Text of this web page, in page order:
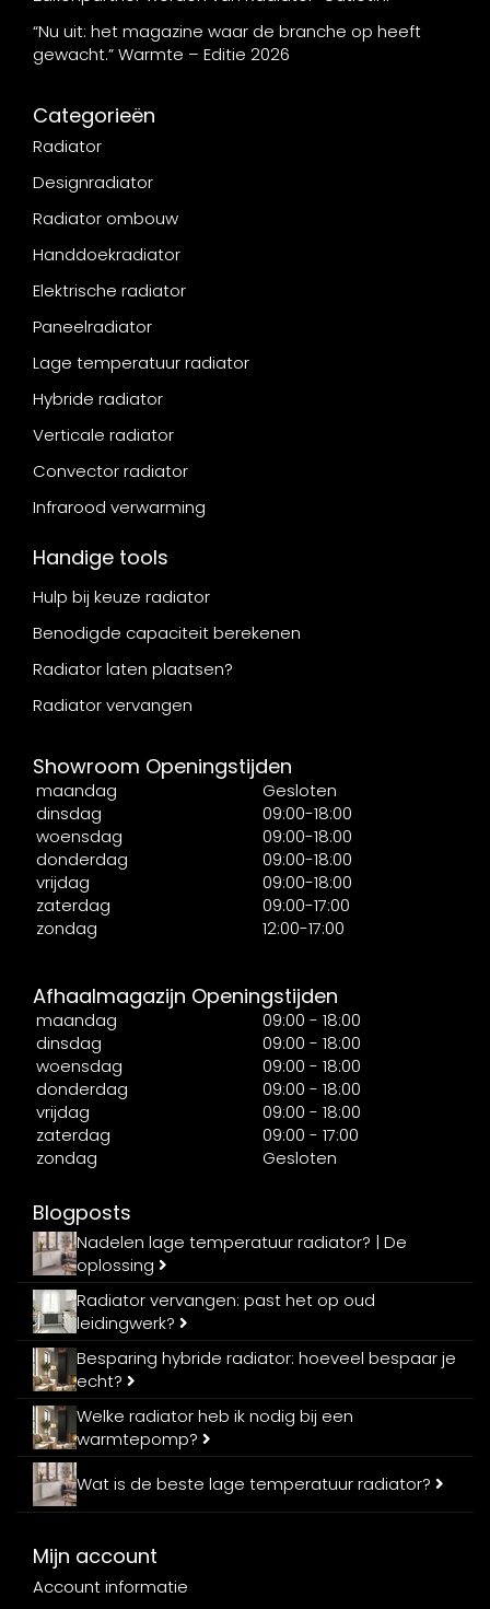
“Nu uit: het magazine waar de branche op heeft
gewacht.” Warmte – Editie 2026
Categorieën
Radiator
Designradiator
Radiator ombouw
Handdoekradiator
Elektrische radiator
Paneelradiator
Lage temperatuur radiator
Hybride radiator
Verticale radiator
Convector radiator
Infrarood verwarming
Handige tools
Hulp bij keuze radiator
Benodigde capaciteit berekenen
Radiator laten plaatsen?
Radiator vervangen
Showroom Openingstijden
maandag
Gesloten
dinsdag
09:00-18:00
woensdag
09:00-18:00
donderdag
09:00-18:00
vrijdag
09:00-18:00
zaterdag
09:00-17:00
zondag
12:00-17:00
Afhaalmagazijn Openingstijden
maandag
09:00 - 18:00
dinsdag
09:00 - 18:00
woensdag
09:00 - 18:00
donderdag
09:00 - 18:00
vrijdag
09:00 - 18:00
zaterdag
09:00 - 17:00
zondag
Gesloten
Blogposts
Nadelen lage temperatuur radiator? | De
oplossing
Radiator vervangen: past het op oud
leidingwerk?
Besparing hybride radiator: hoeveel bespaar je
echt?
Welke radiator heb ik nodig bij een
warmtepomp?
Wat is de beste lage temperatuur radiator?
Mijn account
Account informatie